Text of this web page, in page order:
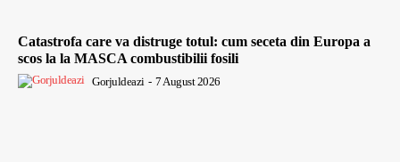
Catastrofa care va distruge totul: cum seceta din Europa a
scos la la MASCA combustibilii fosili
Gorjuldeazi - 7 August 2026